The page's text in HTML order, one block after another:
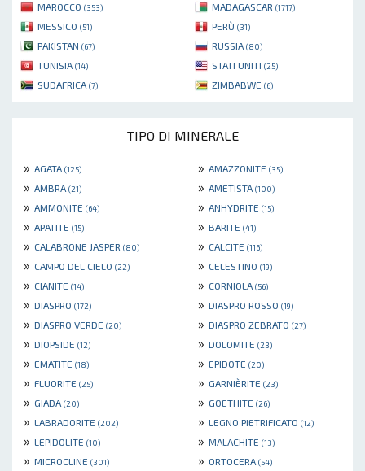
MAROCCO (353) MADAGASCAR (1717)
MESSICO (51) PERÙ (31)
PAKISTAN (67) RUSSIA (80)
TUNISIA (14) STATI UNITI (25)
SUDAFRICA (7) ZIMBABWE (6)
TIPO DI MINERALE
» AGATA (125) » AMAZZONITE (35)
» AMBRA (21) » AMETISTA (100)
» AMMONITE (64) » ANHYDRITE (15)
» APATITE (15) » BARITE (41)
» CALABRONE JASPER (80) » CALCITE (116)
» CAMPO DEL CIELO (22) » CELESTINO (19)
» CIANITE (14) » CORNIOLA (56)
» DIASPRO (172) » DIASPRO ROSSO (19)
» DIASPRO VERDE (20) » DIASPRO ZEBRATO (27)
» DIOPSIDE (12) » DOLOMITE (23)
» EMATITE (18) » EPIDOTE (20)
» FLUORITE (25) » GARNIÈRITE (23)
» GIADA (20) » GOETHITE (26)
» LABRADORITE (202) » LEGNO PIETRIFICATO (12)
» LEPIDOLITE (10) » MALACHITE (13)
» MICROCLINE (301) » ORTOCERA (54)